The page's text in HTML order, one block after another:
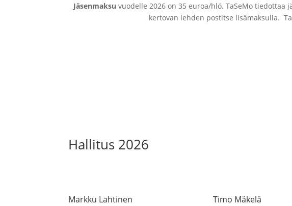
Jäsenmaksu vuodelle 2026 on 35 euroa/hlö. TaSeMo
kertovan lehden postitse lisämaksulla.
Hallitus 2026
Markku Lahtinen Timo Mäkelä